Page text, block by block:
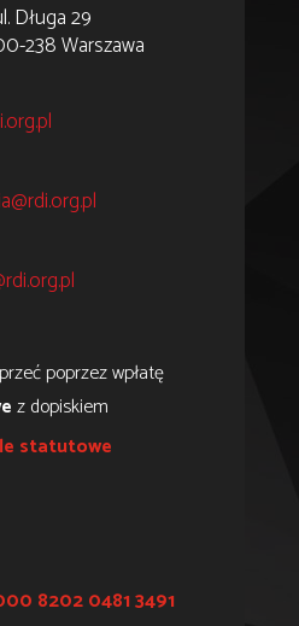
Długa 29
238 Warszawa
poprzez wpłatę
z dopiskiem
statutowe
8202 0481 3491